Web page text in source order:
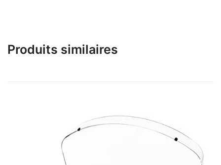
Produits similaires